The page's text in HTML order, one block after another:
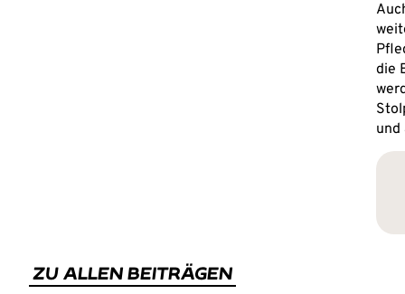
ZU ALLEN BEITRÄGEN
die
und